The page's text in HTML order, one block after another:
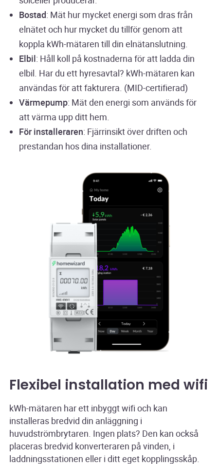
Bostad: Mät hur mycket energi som dras från
elnätet och hur mycket du tillför genom att
koppla kWh-mätaren till din elnätanslutning.
Elbil: Håll koll på kostnaderna för att ladda din
elbil. Har du ett hyresavtal? kWh-mätaren kan
användas för att fakturera. (MID-certifierad)
Värmepump: Mät den energi som används för
att värma upp ditt hem.
För installeraren: Fjärrinsikt över driften och
prestandan hos dina installationer.
Flexibel installation med wifi
kWh-mätaren har ett inbyggt wifi och kan
installeras bredvid din anläggning i
huvudströmbrytaren. Ingen plats? Den kan också
placeras bredvid konverteraren på vinden, i
laddningsstationen eller i ditt eget kopplingsskåp.